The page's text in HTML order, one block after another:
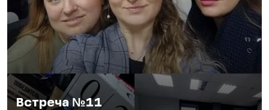
Встреча №11